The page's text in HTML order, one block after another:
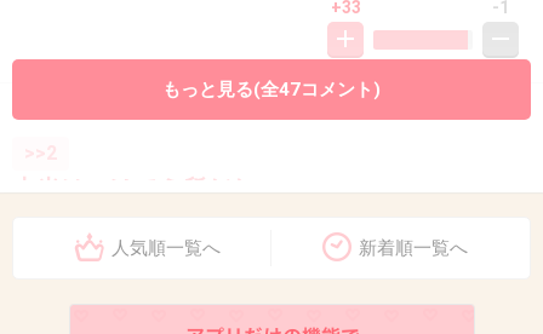
+33 -1
>>2
本当はつけてえ所だな
+33
もっと見る(全47コメント)
人気順一覧へ 新着順一覧へ